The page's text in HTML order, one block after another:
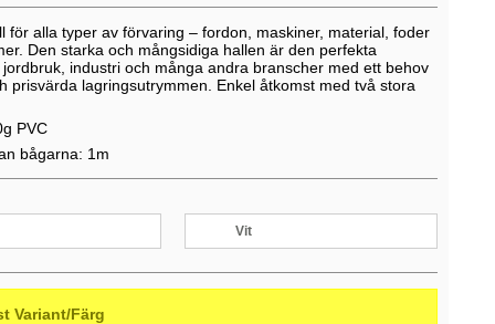
för alla typer av förvaring – fordon, maskiner, material, foder
Den starka och mångsidiga hallen är den perfekta
industri och många andra branscher med ett behov
prisvärda lagringsutrymmen. Enkel åtkomst med två stora
PVC
bågarna: 1m
Vit
Variant/Färg